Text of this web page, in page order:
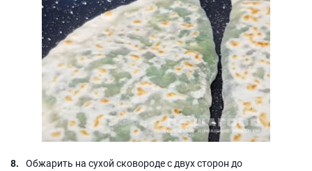
Обжарить на сухой сковороде с двух сторон до